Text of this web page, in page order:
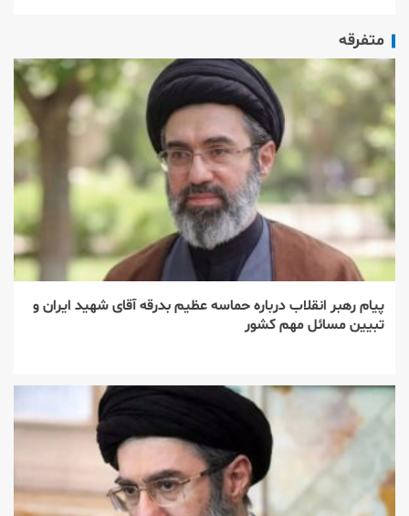
متفرقه
پیام رهبر انقلاب درباره حماسه عظیم بدرقه آقای شهید ایران و
تبیین مسائل مهم کشور